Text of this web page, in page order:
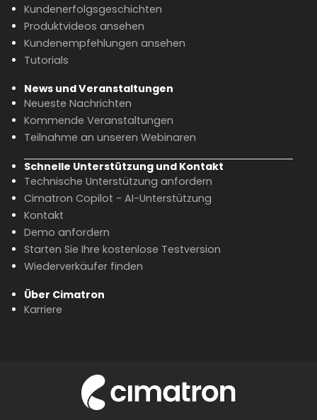
Kundenerfolgsgeschichten
Produktvideos ansehen
Kundenempfehlungen ansehen
Tutorials
News und Veranstaltungen
Neueste Nachrichten
Kommende Veranstaltungen
Teilnahme an unseren Webinaren
Schnelle Unterstützung und Kontakt
Technische Unterstützung anfordern
Cimatron Copilot - AI-Unterstützung
Kontakt
Demo anfordern
Starten Sie Ihre kostenlose Testversion
Wiederverkäufer finden
Über Cimatron
Karriere